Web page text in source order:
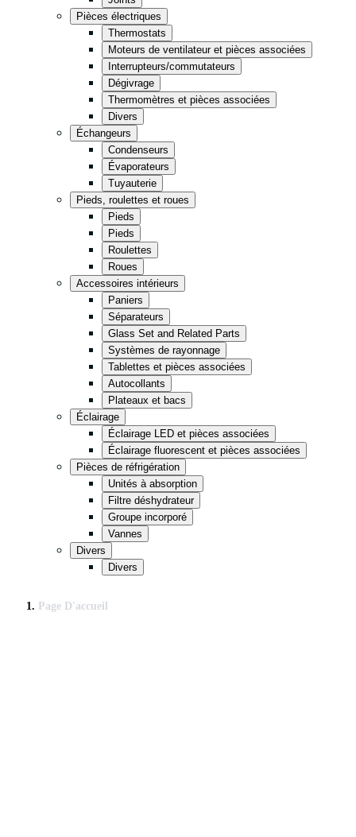
Épicerie
Vente de détail
Tout en noir
Cuisine
Entreposage
Fast Food
Pièces électriques
Thermostats
Moteurs de ventilateur et pièces associées
Interrupteurs/commutateurs
Dégivrage
Thermomètres et pièces associées
Divers
Échangeurs
Condenseurs
Évaporateurs
Tuyauterie
Pieds, roulettes et roues
Pieds
Pieds
Roulettes
Roues
Accessoires intérieurs
Paniers
Séparateurs
Glass Set and Related Parts
Systèmes de rayonnage
Tablettes et pièces associées
Autocollants
Plateaux et bacs
Éclairage
Éclairage LED et pièces associées
Éclairage fluorescent et pièces associées
Pièces de réfrigération
Unités à absorption
Filtre déshydrateur
Groupe incorporé
Vannes
Divers
Divers
Page D'accueil